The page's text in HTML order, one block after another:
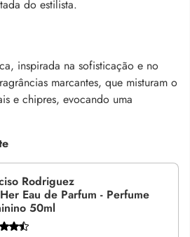
do estilista.
inspirada na sofisticação e no
marcantes, que misturam o
e chipres, evocando uma
Rodriguez
Eau de Parfum - Perfume
50ml